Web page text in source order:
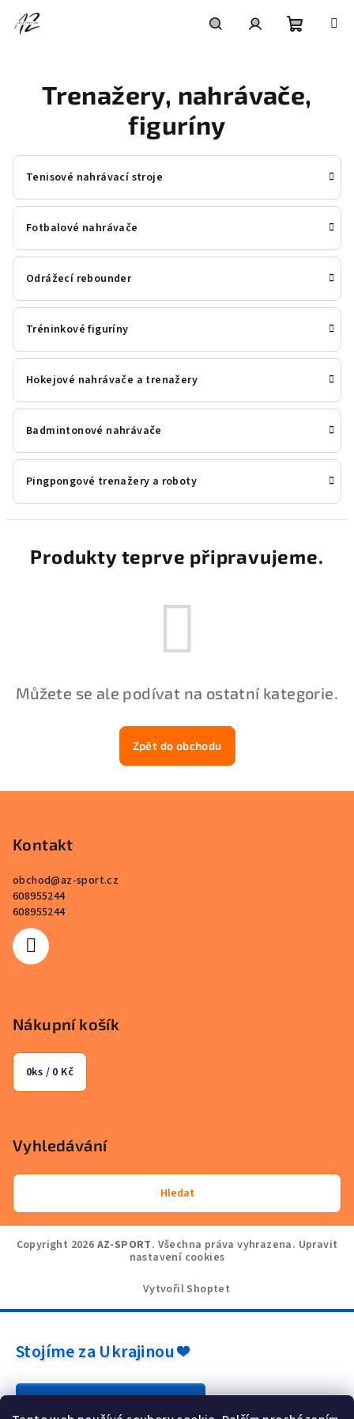
obsah
košík
Trenažery, nahrávače,
figuríny
Tenisové nahrávací stroje
Fotbalové nahrávače
Odrážecí rebounder
Tréninkové figuríny
Hokejové nahrávače a trenažery
Badmintonové nahrávače
Pingpongové trenažery a roboty
Produkty teprve připravujeme.
Můžete se ale podívat na ostatní kategorie.
Zpět do obchodu
Kontakt
obchod@az-sport.cz
608955244
608955244
Nákupní košík
0ks / 0 Kč
Vyhledávání
Hledat
Copyright 2026 AZ-SPORT. Všechna práva vyhrazena. Upravit
nastavení cookies
Vytvořil Shoptet
Stojíme za Ukrajinou ❤️